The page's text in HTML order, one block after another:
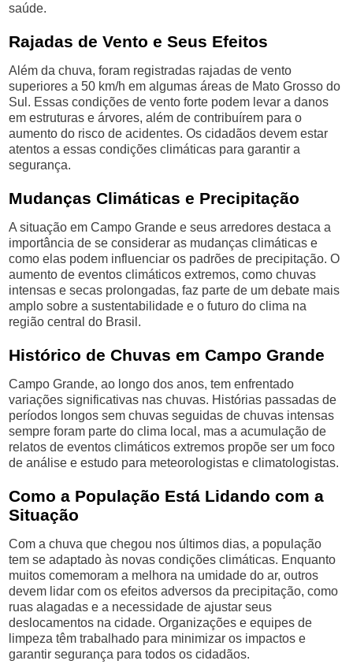
saúde.
Rajadas de Vento e Seus Efeitos
Além da chuva, foram registradas rajadas de vento
superiores a 50 km/h em algumas áreas de Mato Grosso do
Sul. Essas condições de vento forte podem levar a danos
em estruturas e árvores, além de contribuírem para o
aumento do risco de acidentes. Os cidadãos devem estar
atentos a essas condições climáticas para garantir a
segurança.
Mudanças Climáticas e Precipitação
A situação em Campo Grande e seus arredores destaca a
importância de se considerar as mudanças climáticas e
como elas podem influenciar os padrões de precipitação. O
aumento de eventos climáticos extremos, como chuvas
intensas e secas prolongadas, faz parte de um debate mais
amplo sobre a sustentabilidade e o futuro do clima na
região central do Brasil.
Histórico de Chuvas em Campo Grande
Campo Grande, ao longo dos anos, tem enfrentado
variações significativas nas chuvas. Histórias passadas de
períodos longos sem chuvas seguidas de chuvas intensas
sempre foram parte do clima local, mas a acumulação de
relatos de eventos climáticos extremos propõe ser um foco
de análise e estudo para meteorologistas e climatologistas.
Como a População Está Lidando com a
Situação
Com a chuva que chegou nos últimos dias, a população
tem se adaptado às novas condições climáticas. Enquanto
muitos comemoram a melhora na umidade do ar, outros
devem lidar com os efeitos adversos da precipitação, como
ruas alagadas e a necessidade de ajustar seus
deslocamentos na cidade. Organizações e equipes de
limpeza têm trabalhado para minimizar os impactos e
garantir segurança para todos os cidadãos.